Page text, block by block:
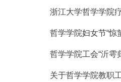
浙江大学哲学学院
哲学学院妇女节“惊
哲学学院工会“沂雩
关于哲学学院教职